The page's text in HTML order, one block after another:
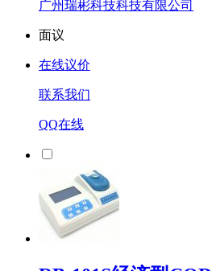
广州瑞彬科技科技有限公司
面议
在线议价
联系我们
QQ在线